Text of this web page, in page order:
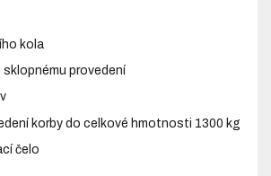
kola
sklopnému provedení
korby do celkové hmotnosti 1300 kg
čelo